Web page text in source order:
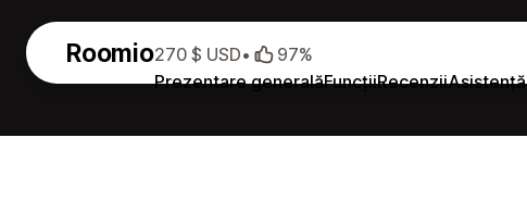
Roomio
Prezentare generalăFuncțiiRecenziiAsistență
270 $ USD• 97%